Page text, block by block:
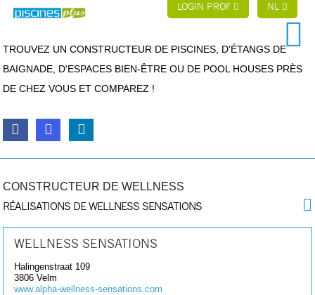
LOGIN PROF NL
TROUVEZ UN CONSTRUCTEUR DE PISCINES, D'ÉTANGS DE
BAIGNADE, D'ESPACES BIEN-ÊTRE OU DE POOL HOUSES PRÈS
DE CHEZ VOUS ET COMPAREZ !
CONSTRUCTEUR DE WELLNESS
RÉALISATIONS DE WELLNESS SENSATIONS
WELLNESS SENSATIONS
Halingenstraat 109
3806 Velm
www.alpha-wellness-sensations.com